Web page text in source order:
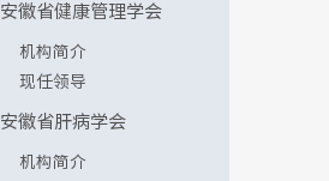
安徽省健康管理学会
机构简介
现任领导
安徽省肝病学会
机构简介